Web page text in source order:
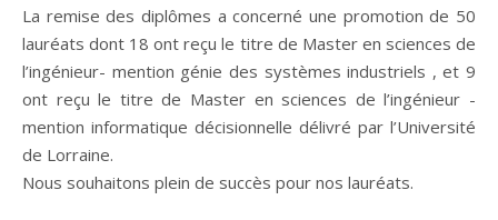
La remise des diplômes a concerné une promotion de 50
lauréats dont 18 ont reçu le titre de Master en sciences de
l’ingénieur- mention génie des systèmes industriels , et 9
ont reçu le titre de Master en sciences de l’ingénieur -
mention informatique décisionnelle délivré par l’Université
de Lorraine.
Nous souhaitons plein de succès pour nos lauréats.